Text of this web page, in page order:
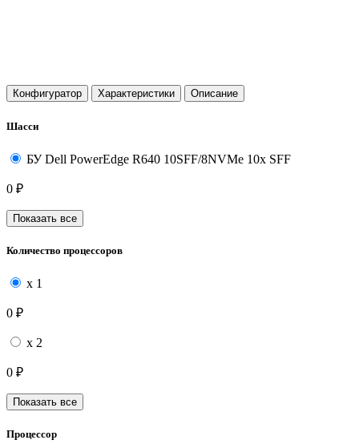
Конфигуратор Характеристики Описание
Шасси
БУ Dell PowerEdge R640 10SFF/8NVMe 10x SFF
0 ₽
Показать все
Количество процессоров
х 1
0 ₽
х 2
0 ₽
Показать все
Процессор